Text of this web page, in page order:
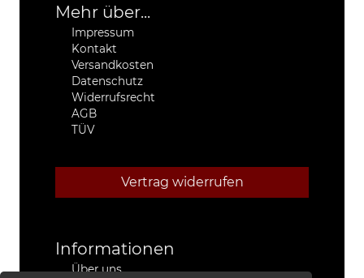
Mehr über...
Impressum
Kontakt
Versandkosten
Datenschutz
Widerrufsrecht
AGB
TÜV
Vertrag widerrufen
Informationen
Über uns